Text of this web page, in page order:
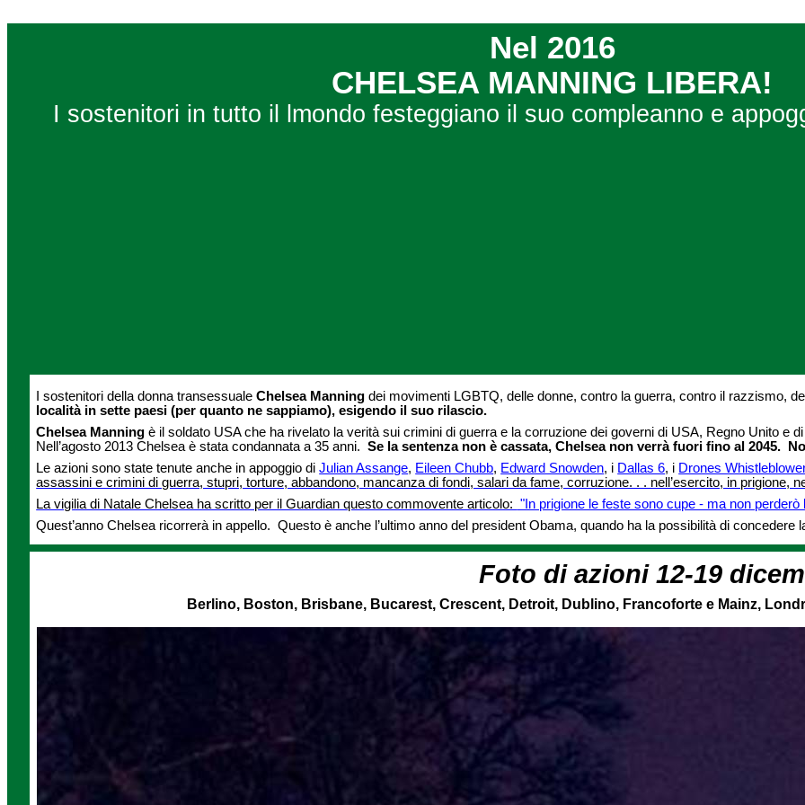
Nel 2016
CHELSEA MANNING LIBERA!
I sostenitori in tutto il lmondo festeggiano il suo compleanno e
I sostenitori della donna transessualeChelsea Manning dei movimenti LGBTQ, delle donne, contro la guerra, contro il razzismo,
località in sette paesi (per quanto ne sappiamo), esigendo il suo rilascio.
Chelsea Manningè il soldato USA che ha rivelato la verità sui crimini di guerra e la corruzione dei governi di USA, Regno Unito e
Nell’agosto 2013 Chelsea è stata condannata a 35 anni.Se la sentenza non è cassata, Chelsea non verrà fuori fino al 2045.
Le azioni sono state tenute anche in appoggio diJulian Assange, Eileen Chubb, Edward Snowden, i Dallas 6, i Drones
assassini e crimini di guerra, stupri, torture, abbandono, mancanza di fondi, salari da fame, corruzione. . . nell’esercito, in prigione,
La vigilia di Natale Chelsea ha scritto per il Guardian questo commovente articolo: "In prigione le feste sono cupe - ma non perderò
Quest’anno Chelsea ricorrerà in appello. Questo è anche l’ultimo anno del president Obama, quando ha la possibilità di
Foto di azioni 12-19
Berlino, Boston, Brisbane, Bucarest, Crescent, Detroit, Dublino, Francoforte e Mainz,